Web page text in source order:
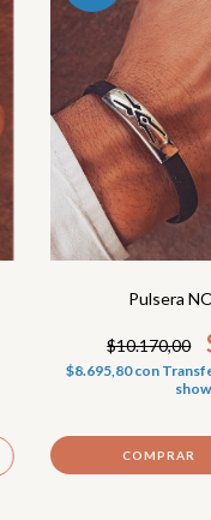
Pulsera
$10.170,00
$8.695,80con